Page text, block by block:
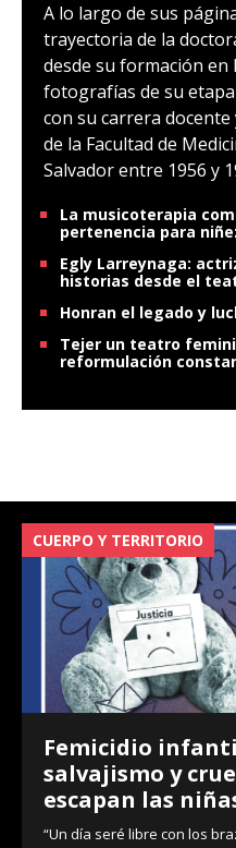
A lo largo de sus
trayectoria de la
desde su formación en
fotografías de su
con su carrera docente
de la Facultad de
Salvador entre 1956 y
La musicoterapia
pertenencia para
Egly Larreynaga:
historias desde el
Honran el legado y
Tejer un teatro
reformulación
CUERPO Y TERRITORIO
Femicidio
salvajismo y
escapan las
“Un día seré libre con los